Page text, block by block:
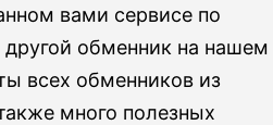
вами сервисе по
обменник на нашем
всех обменников из
много полезных